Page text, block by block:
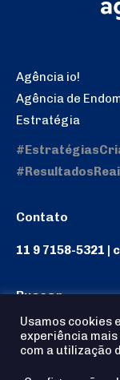
Agência io!
Agência de
Estratégia
Contato
11 9 7158-5321
Buscar
Search:
Usamos cookies
experiência
com a utilização